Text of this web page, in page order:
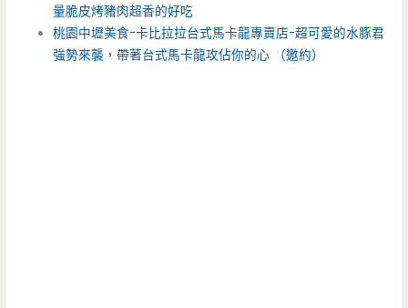
量脆皮烤豬肉超香的好吃
桃園中壢美食-卡比拉拉台式馬卡龍專賣店-超可愛的水豚君
強勢來襲，帶著台式馬卡龍攻佔你的心 （邀約）